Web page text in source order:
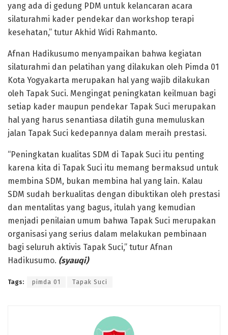
yang ada di gedung PDM untuk kelancaran acara
silaturahmi kader pendekar dan workshop terapi
kesehatan,” tutur Akhid Widi Rahmanto.
Afnan Hadikusumo menyampaikan bahwa kegiatan
silaturahmi dan pelatihan yang dilakukan oleh Pimda 01
Kota Yogyakarta merupakan hal yang wajib dilakukan
oleh Tapak Suci. Mengingat peningkatan keilmuan bagi
setiap kader maupun pendekar Tapak Suci merupakan
hal yang harus senantiasa dilatih guna memuluskan
jalan Tapak Suci kedepannya dalam meraih prestasi.
“Peningkatan kualitas SDM di Tapak Suci itu penting
karena kita di Tapak Suci itu memang bermaksud untuk
membina SDM, bukan membina hal yang lain. Kalau
SDM sudah berkualitas dengan dibuktikan oleh prestasi
dan mentalitas yang bagus, itulah yang kemudian
menjadi penilaian umum bahwa Tapak Suci merupakan
organisasi yang serius dalam melakukan pembinaan
bagi seluruh aktivis Tapak Suci,” tutur Afnan
Hadikusumo. (syauqi)
Tags: pimda 01 Tapak Suci